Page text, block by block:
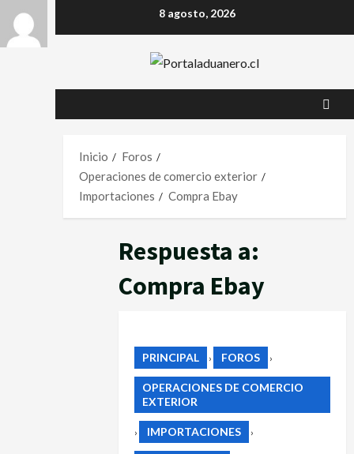
8 agosto, 2026
Inicio
Foros
Operaciones de comercio exterior
Importaciones
Compra Ebay
Respuesta a:
Compra Ebay
PRINCIPAL › FOROS ›
OPERACIONES DE COMERCIO
EXTERIOR
› IMPORTACIONES ›